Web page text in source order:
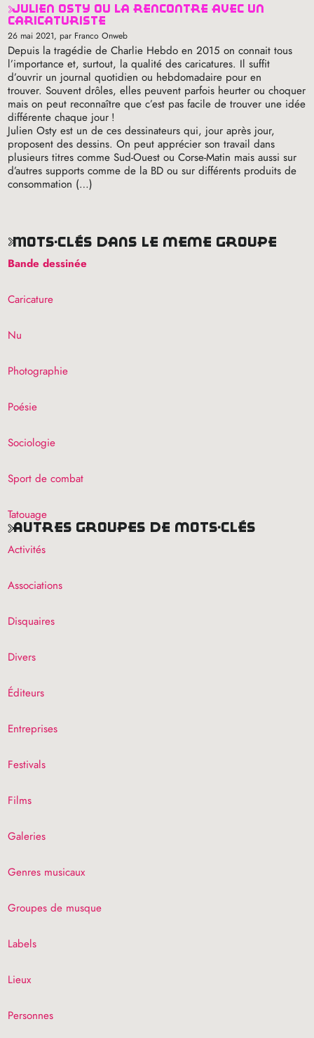
julien osty ou la rencontre avec un
caricaturiste
26 mai 2021, par Franco Onweb
Depuis la tragédie de Charlie Hebdo en 2015 on connait tous
l’importance et, surtout, la qualité des caricatures. Il suffit
d’ouvrir un journal quotidien ou hebdomadaire pour en
trouver. Souvent drôles, elles peuvent parfois heurter ou choquer
mais on peut reconnaître que c’est pas facile de trouver une idée
différente chaque jour !
Julien Osty est un de ces dessinateurs qui, jour après jour,
proposent des dessins. On peut apprécier son travail dans
plusieurs titres comme Sud-Ouest ou Corse-Matin mais aussi sur
d’autres supports comme de la BD ou sur différents produits de
consommation (…)
mots-clés dans le même groupe
Bande dessinée
Caricature
Nu
Photographie
Poésie
Sociologie
Sport de combat
Tatouage
autres groupes de mots-clés
Activités
Associations
Disquaires
Divers
Éditeurs
Entreprises
Festivals
Films
Galeries
Genres musicaux
Groupes de musque
Labels
Lieux
Personnes